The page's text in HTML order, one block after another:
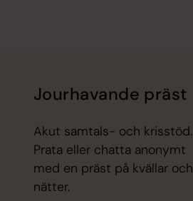
Jourhavande präst
Akut samtals- och krisstöd.
Prata eller chatta anonymt
med en präst på kvällar och
nätter.